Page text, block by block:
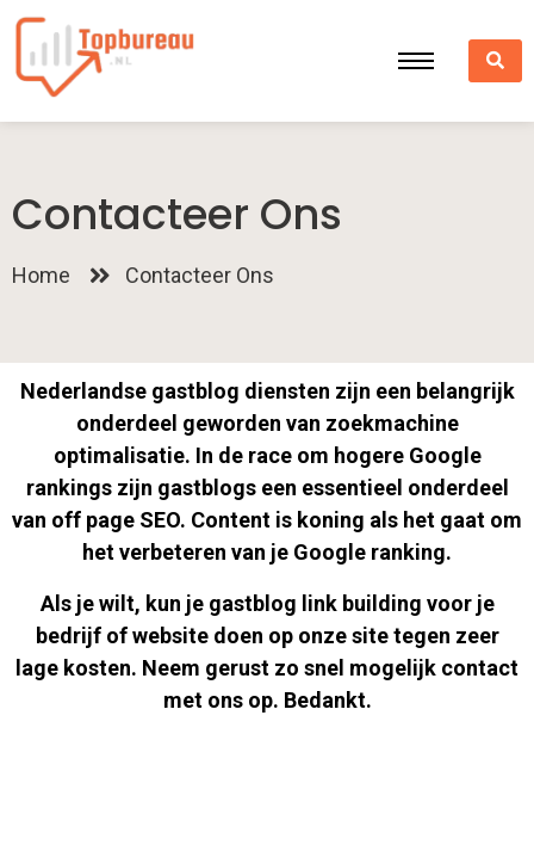
Contacteer Ons
Home Contacteer Ons
Nederlandse gastblog diensten zijn een belangrijk
onderdeel geworden van zoekmachine
optimalisatie. In de race om hogere Google
rankings zijn gastblogs een essentieel onderdeel
van off page SEO. Content is koning als het gaat om
het verbeteren van je Google ranking.
Als je wilt, kun je gastblog link building voor je
bedrijf of website doen op onze site tegen zeer
lage kosten. Neem gerust zo snel mogelijk contact
met ons op. Bedankt.